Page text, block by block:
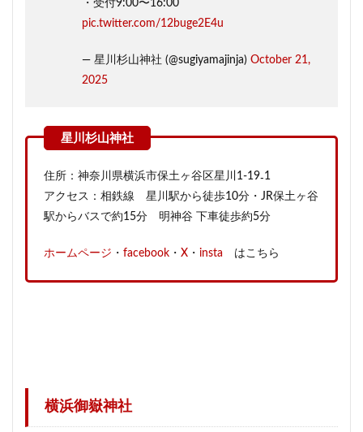
・受付9:00〜16:00
pic.twitter.com/12buge2E4u
— 星川杉山神社 (@sugiyamajinja) October 21,
2025
住所：神奈川県横浜市保土ヶ谷区星川1-19₋1
アクセス：相鉄線 星川駅から徒歩10分・JR保土ヶ谷
駅からバスで約15分 明神谷 下車徒歩約5分
ホームページ ・ facebook ・ X ・ insta はこちら
横浜御嶽神社